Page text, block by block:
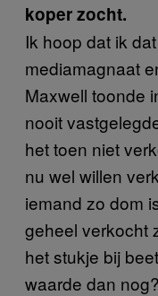
koper zocht.
Ik hoop dat ik
mediamagnaat
Maxwell toonde
nooit
het toen niet
nu wel willen
iemand zo dom
geheel verkocht
het stukje bij
waarde dan